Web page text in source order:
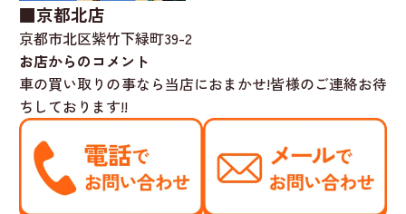
■京都北店
京都市北区紫竹下緑町39-2
お店からのコメント
車の買い取りの事なら当店におまかせ!皆様のご連絡お待
ちしております!!